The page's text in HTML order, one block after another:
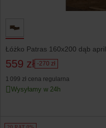
Łóżko Patras 160x200 dąb april
559 zł -270 zł
1 099 zł cena regularna
Wysyłamy w 24h